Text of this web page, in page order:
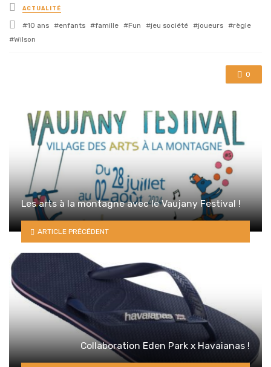
Posted
in
ACTUALITÉ
Tagged
with
10 ans enfants famille Fun jeu société joueurs
règle
Wilson
0
Les arts à la montagne avec le Vaujany Festival !
ARTICLE PRÉCÉDENT
Collaboration Eden Park x Havaianas !